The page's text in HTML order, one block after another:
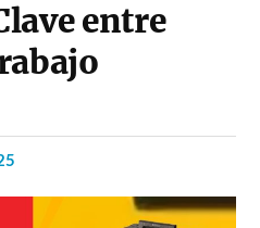
entre